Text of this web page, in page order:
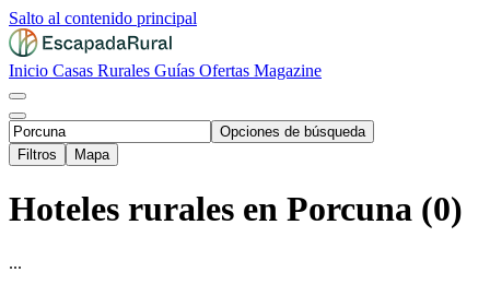
Salto al contenido principal
Inicio Casas Rurales Guías Ofertas Magazine
Opciones de búsqueda
Filtros
Mapa
Hoteles rurales en Porcuna (0)
...